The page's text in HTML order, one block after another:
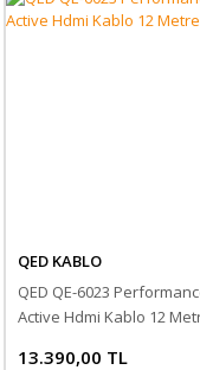
QED KABLO
QED QE-6023
Active Hdmi Kablo 12
13.390,00 TL